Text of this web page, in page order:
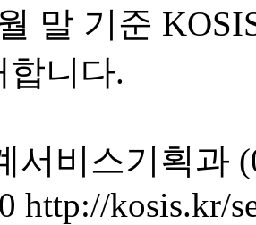
말 기준
합니다.
서비스기획과
http://kosis.kr/